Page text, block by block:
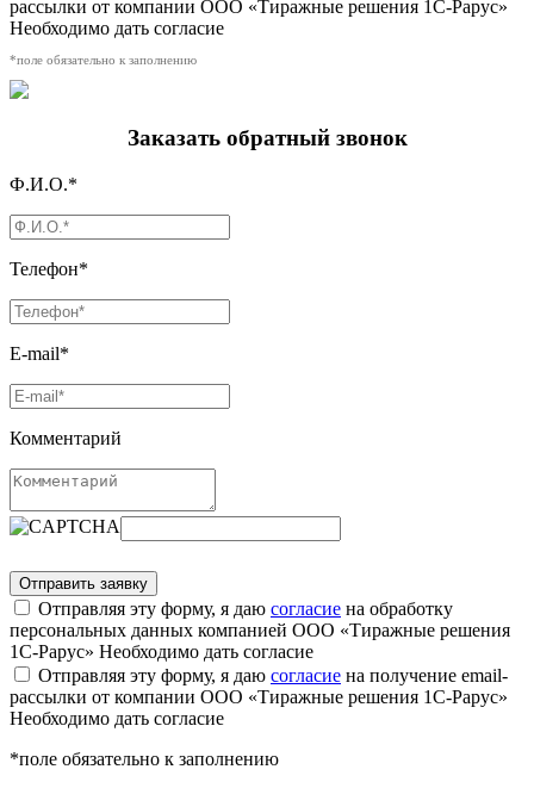
рассылки от компании ООО «Тиражные решения 1С-Рарус»
Необходимо дать согласие
*поле обязательно к заполнению
Заказать обратный звонок
Ф.И.О.*
Телефон*
E-mail*
Комментарий
Отправляя эту форму, я даю согласие на обработку
персональных данных компанией ООО «Тиражные решения
1С-Рарус» Необходимо дать согласие
Отправляя эту форму, я даю согласие на получение email-
рассылки от компании ООО «Тиражные решения 1С-Рарус»
Необходимо дать согласие
*поле обязательно к заполнению